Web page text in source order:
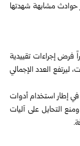
حوادث مشابهة شهدتها
فرض إجراءات تقييدية
ليرتفع العدد الإجمالي
في إطار استخدام أدوات
ومنع التحايل على آليات